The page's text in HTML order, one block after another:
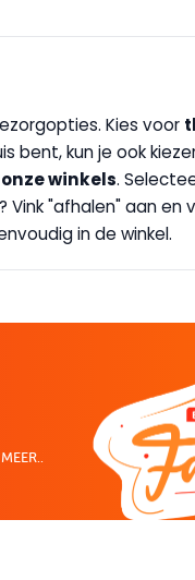
Kies voor
bent, kun je ook
winkels.
"afhalen" aan
in de winkel.